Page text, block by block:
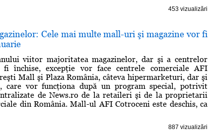
453 vizualizări
Cele mai multe mall-uri şi magazine vor fi
viitor majoritatea magazinelor, dar şi a centrelor
fi închise, excepţie vor face centrele comerciale AFI
Mall şi Plaza România, câteva hipermarketuri, dar şi
care vor funcţiona după un program special, potrivit
de News.ro de la retaileri şi de la proprietarii
din România. Mall-ul AFI Cotroceni este deschis, ca
887 vizualizări